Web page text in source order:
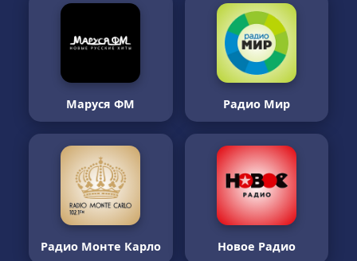
Маруся ФМ Радио Мир
Радио Монте Карло Новое Радио